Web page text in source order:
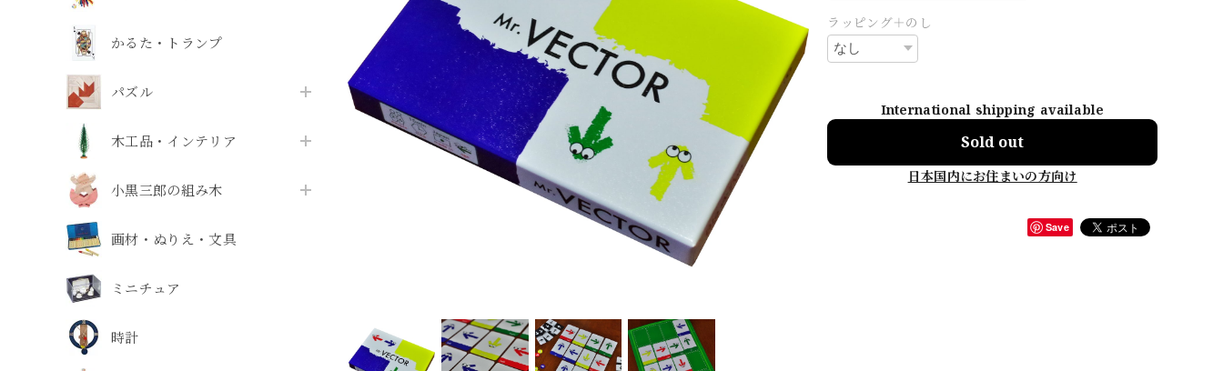
かるた・トランプ
パズル
木工品・インテリア
小黒三郎の組み木
画材・ぬりえ・文具
ミニチュア
時計
ラッピング＋のし
International shipping available
Sold out
日本国内にお住まいの方向け
Save